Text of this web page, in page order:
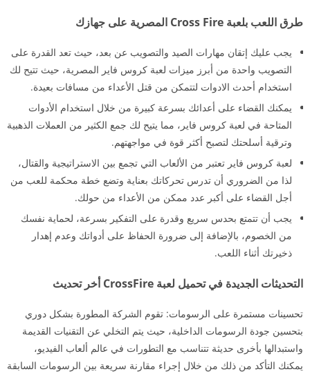
طرق اللعب بلعبة Cross Fire المصرية على جهازك
يجب عليك إتقان مهارات الصيد والتصويب عن بعد، حيث تعد القدرة على
التصويب واحدة من أبرز ميزات لعبة كروس فاير المصرية، حيث تتيح لك
استخدام أحدث الادوات لتتمكن من قتل الأعداء من مسافات بعيدة.
يمكنك القضاء على أعدائك بسرعة كبيرة من خلال استخدام الأدوات
المتاحة في لعبة كروس فاير، مما يتيح لك جمع الكثير من العملات الذهبية
وترقية أسلحتك لتصبح أكثر قوة في مواجهتهم.
لعبة كروس فاير تعتبر من الألعاب التي تجمع بين الاستراتيجية والقتال،
لذا من الضروري أن تدرس تحركاتك بعناية وتضع خطة محكمة للعب من
أجل القضاء على أكبر عدد ممكن من الأعداء من حولك.
يجب أن تتمتع بحدس سريع وقدرة على التفكير بسرعة، لحماية نفسك
من الخصوم، بالإضافة إلى ضرورة الحفاظ على أدواتك وعدم إهدار
ذخيرتك أثناء اللعب.
التحديثات الجديدة في تحميل لعبة CrossFire أخر تحديث
تحسينات مستمرة على الرسومات: تقوم الشركة المطورة بشكل دوري
بتحسين جودة الرسومات الداخلية، حيث يتم التخلي عن التقنيات القديمة
واستبدالها بأخرى حديثة تتناسب مع التطورات في عالم ألعاب الفيديو،
يمكنك التأكد من ذلك من خلال إجراء مقارنة سريعة بين الرسومات السابقة